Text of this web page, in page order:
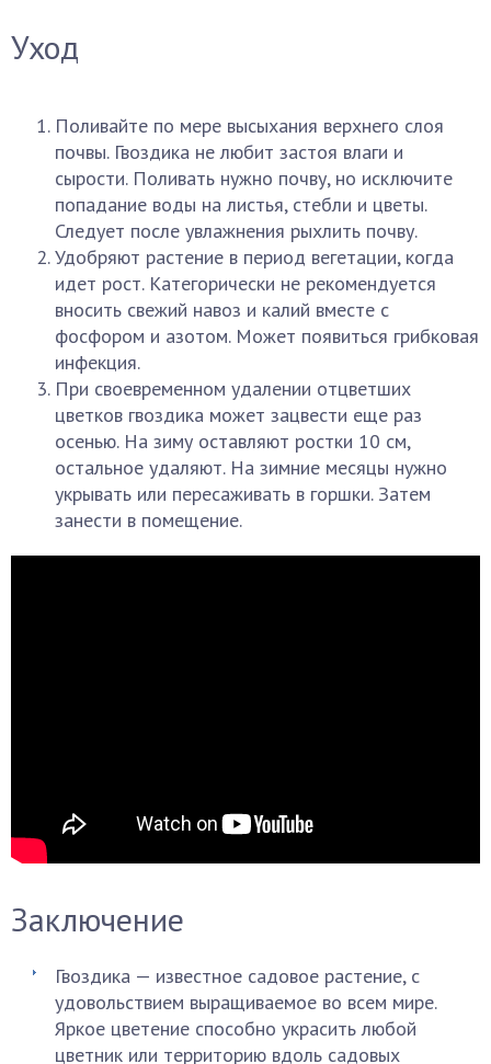
Уход
Поливайте по мере высыхания верхнего слоя
почвы. Гвоздика не любит застоя влаги и
сырости. Поливать нужно почву, но исключите
попадание воды на листья, стебли и цветы.
Следует после увлажнения рыхлить почву.
Удобряют растение в период вегетации, когда
идет рост. Категорически не рекомендуется
вносить свежий навоз и калий вместе с
фосфором и азотом. Может появиться грибковая
инфекция.
При своевременном удалении отцветших
цветков гвоздика может зацвести еще раз
осенью. На зиму оставляют ростки 10 см,
остальное удаляют. На зимние месяцы нужно
укрывать или пересаживать в горшки. Затем
занести в помещение.
Заключение
Гвоздика — известное садовое растение, с
удовольствием выращиваемое во всем мире.
Яркое цветение способно украсить любой
цветник или территорию вдоль садовых